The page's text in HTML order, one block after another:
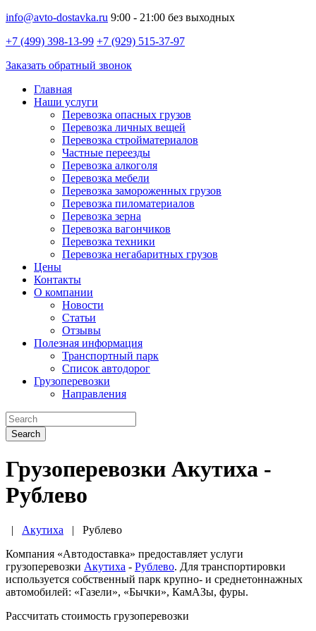
info@avto-dostavka.ru 9:00 - 21:00 без выходных
+7 (499) 398-13-99 +7 (929) 515-37-97
Заказать обратный звонок
Главная
Наши услуги
Перевозка опасных грузов
Перевозка личных вещей
Перевозка стройматериалов
Частные переезды
Перевозка алкоголя
Перевозка мебели
Перевозка замороженных грузов
Перевозка пиломатериалов
Перевозка зерна
Перевозка вагончиков
Перевозка техники
Перевозка негабаритных грузов
Цены
Контакты
О компании
Новости
Статьи
Отзывы
Полезная информация
Транспортный парк
Список автодорог
Грузоперевозки
Направления
Search
Грузоперевозки Акутиха -
Рублево
| Акутиха | Рублево
Компания «Автодоставка» предоставляет услуги
грузоперевозки Акутиха - Рублево. Для транспортировки
используется собственный парк крупно- и среднетоннажных
автомобилей: «Газели», «Бычки», КамАЗы, фуры.
Рассчитать стоимость грузоперевозки